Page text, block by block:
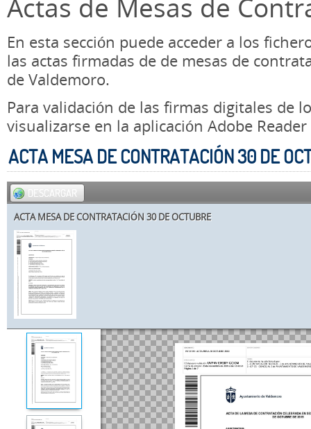
Actas de Mesas de
En esta sección puede acceder a los
las actas firmadas de de mesas de
de Valdemoro.
Para validación de las firmas digitales de
visualizarse en la aplicación Adobe Reader
ACTA MESA DE CONTRATACIÓN 30 DE
DESCARGAR
ACTA MESA DE CONTRATACIÓN 30 DE OCTUBRE